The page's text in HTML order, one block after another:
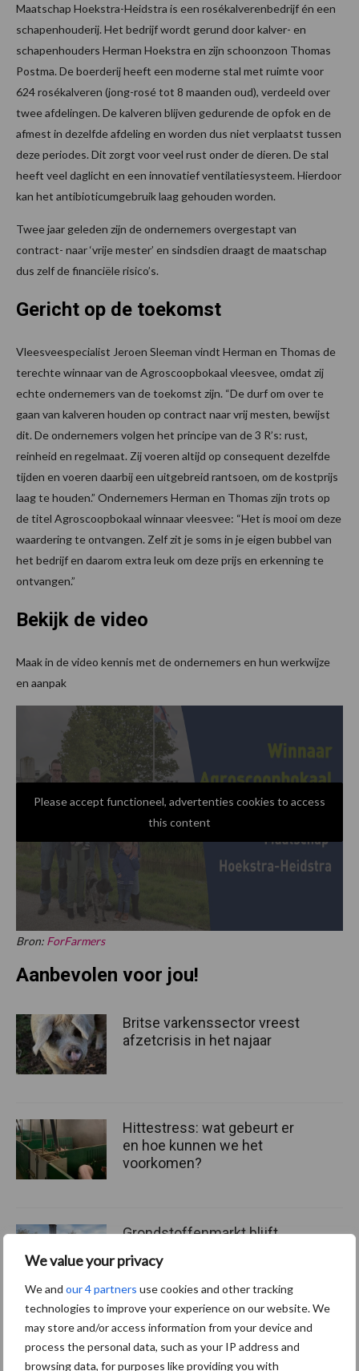
We value your privacy
We and our 4 partners use cookies and other tracking
technologies to improve your experience on our website. We
may store and/or access information from your device and
process the personal data, such as your IP address and
browsing data, for purposes like providing you with
Maatschap Hoekstra-Heidstra is een rosékalverenbedrijf én een
schapenhouderij. Het bedrijf wordt gerund door kalver- en
schapenhouders Herman Hoekstra en zijn schoonzoon Thomas
Postma. De boerderij heeft een moderne stal met ruimte voor
624 rosékalveren (jong-rosé tot 8 maanden oud), verdeeld over
twee afdelingen. De kalveren blijven gedurende de opfok en de
afmest in dezelfde afdeling en worden dus niet verplaatst tussen
deze periodes. Dit zorgt voor veel rust onder de dieren. De stal
heeft veel daglicht en een innovatief ventilatiesysteem. Hierdoor
kan het antibioticumgebruik laag gehouden worden.
Twee jaar geleden zijn de ondernemers overgestapt van
contract- naar ‘vrije mester’ en sindsdien draagt de maatschap
dus zelf de financiële risico’s.
Gericht op de toekomst
Vleesveespecialist Jeroen Sleeman vindt Herman en Thomas de
terechte winnaar van de Agroscoopbokaal vleesvee, omdat zij
echte ondernemers van de toekomst zijn. “De durf om over te
gaan van kalveren houden op contract naar vrij mesten, bewijst
dit. De ondernemers volgen het principe van de 3 R’s: rust,
reinheid en regelmaat. Zij voeren altijd op consequent dezelfde
tijden en voeren daarbij een uitgebreid rantsoen, om de kostprijs
laag te houden.” Ondernemers Herman en Thomas zijn trots op
de titel Agroscoopbokaal winnaar vleesvee: “Het is mooi om deze
waardering te ontvangen. Zelf zit je soms in je eigen bubbel van
het bedrijf en daarom extra leuk om deze prijs en erkenning te
ontvangen.”
Bekijk de video
Maak in de video kennis met de ondernemers en hun werkwijze
en aanpak
Please accept functioneel, advertenties cookies to access
this content
Bron: ForFarmers
Aanbevolen voor jou!
Britse varkenssector vreest
afzetcrisis in het najaar
Hittestress: wat gebeurt er
en hoe kunnen we het
voorkomen?
Grondstoffenmarkt blijft
grillig: droogte en
geopolitiek houden handel
in de greep
Diergezondheid Fokkerij Huisvesting